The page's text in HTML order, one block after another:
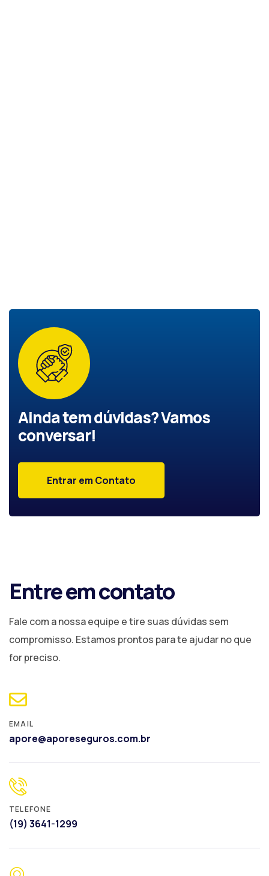
Ainda tem dúvidas? Vamos
conversar!
Entrar em Contato
Entre em contato
Fale com a nossa equipe e tire suas dúvidas sem
compromisso. Estamos prontos para te ajudar no que
for preciso.
EMAIL
apore@aporeseguros.com.br
TELEFONE
(19) 3641-1299